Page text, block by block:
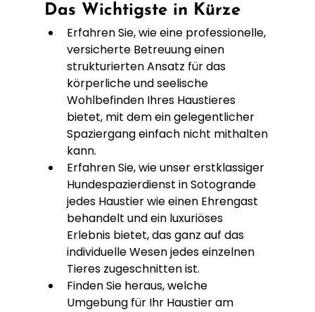
Das Wichtigste in Kürze
Erfahren Sie, wie eine professionelle,
versicherte Betreuung einen
strukturierten Ansatz für das
körperliche und seelische
Wohlbefinden Ihres Haustieres
bietet, mit dem ein gelegentlicher
Spaziergang einfach nicht mithalten
kann.
Erfahren Sie, wie unser erstklassiger
Hundespazierdienst in Sotogrande
jedes Haustier wie einen Ehrengast
behandelt und ein luxuriöses
Erlebnis bietet, das ganz auf das
individuelle Wesen jedes einzelnen
Tieres zugeschnitten ist.
Finden Sie heraus, welche
Umgebung für Ihr Haustier am